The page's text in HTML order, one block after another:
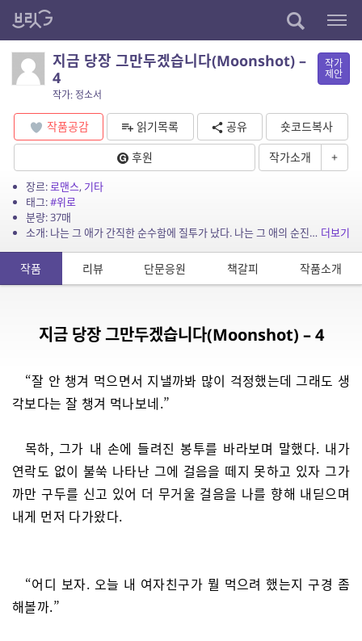
지금 당장 그만두겠습니다(Moonshot) –
4
작가: 정소서
작가
제안
작품공감 읽기목록 공유
숏코드복사
후원
작가소개 +
장르:로맨스, 기타
태그:#위로
분량: 37매
소개: 나는 그 애가 간직한 순수함에 질투가 났다. 나는 그 애의 순진함에 짜증이 났다. 그래서 그 애를 엉망으로 만들어버리고 싶었다. 그 애를 만난 건 곰팡이가 옴팡지게 핀 초라한 ... 더보기
작품 리뷰 단문응원 책갈피 작품소개
지금 당장 그만두겠습니다(Moonshot) – 4
“잘 안 챙겨 먹으면서 지낼까봐 많이 걱정했는데 그래도 생
각보다는 잘 챙겨 먹나보네.”
목하, 그가 내 손에 들려진 봉투를 바라보며 말했다. 내가
연락도 없이 불쑥 나타난 그에 걸음을 떼지 못하고 있자 그가
까만 구두를 신고 있어 더 무거울 걸음을 나를 향해 내딛으며
내게 먼저 다가왔다.
“어디 보자. 오늘 내 여자친구가 뭘 먹으려 했는지 구경 좀
해볼까.”